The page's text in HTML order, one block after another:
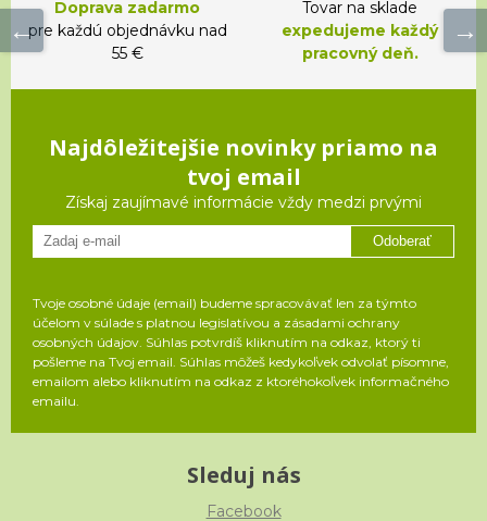
Doprava zadarmo
pre každú objednávku nad
55 €
Tovar na sklade
expedujeme každý
pracovný deň.
Najdôležitejšie novinky priamo na
tvoj email
Získaj zaujímavé informácie vždy medzi prvými
Odoberať
Tvoje osobné údaje (email) budeme spracovávať len za týmto
účelom v súlade s platnou legislatívou a zásadami ochrany
osobných údajov. Súhlas potvrdíš kliknutím na odkaz, ktorý ti
pošleme na Tvoj email. Súhlas môžeš kedykoľvek odvolať písomne,
emailom alebo kliknutím na odkaz z ktoréhokoľvek informačného
emailu.
Sleduj nás
Facebook